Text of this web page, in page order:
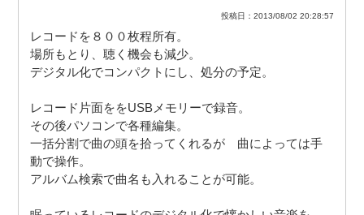
投稿日：2013/08/02 20:28:57
レコードを８００枚程所有。
場所もとり、聴く機会も減少。
デジタル化でコンパクトにし、処分の予定。
レコード片面ををUSBメモリーで録音。
その後パソコンで各種編集。
一括分割で曲の頭を拾ってくれるが 曲によっては手
動で操作。
アルバム検索で曲名も入れることが可能。